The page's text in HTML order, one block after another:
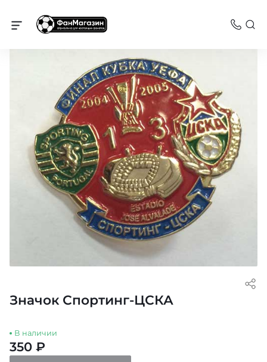
Значки ЦСКА
Значок Спортинг-ЦСКА
В наличии
350 ₽